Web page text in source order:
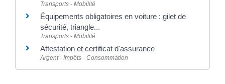
Transports - Mobilité
Équipements obligatoires en voiture : gilet de
sécurité, triangle...
Transports - Mobilité
Attestation et certificat d'assurance
Argent - Impôts - Consommation